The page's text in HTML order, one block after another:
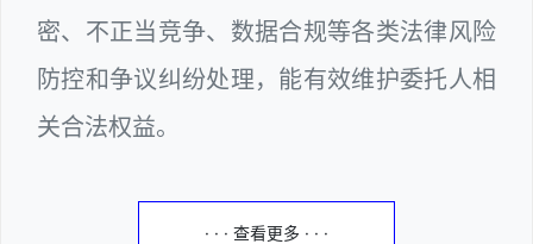
密、不正当竞争、数据合规等各类法律风险
防控和争议纠纷处理，能有效维护委托人相
关合法权益。
· · · 查看更多 · · ·